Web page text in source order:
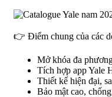
👉 Điểm chung của các
Mở khóa đa
Tích hợp app Yale
Thiết kế hiện đại,
Bảo mật cao,